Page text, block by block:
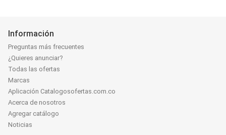
Información
Preguntas más frecuentes
¿Quieres anunciar?
Todas las ofertas
Marcas
Aplicación Catalogosofertas.com.co
Acerca de nosotros
Agregar catálogo
Noticias